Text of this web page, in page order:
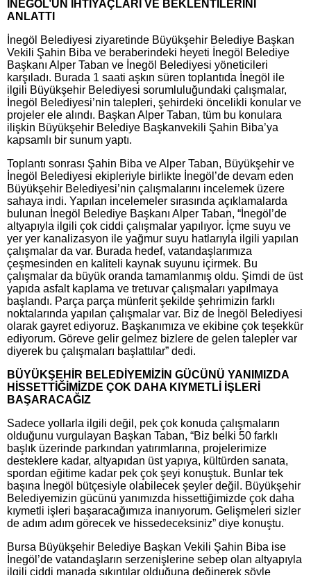
İNEGÖL’ÜN İHTİYAÇLARI VE BEKLENTİLERİNİ
ANLATTI
İnegöl Belediyesi ziyaretinde Büyükşehir Belediye Başkan
Vekili Şahin Biba ve beraberindeki heyeti İnegöl Belediye
Başkanı Alper Taban ve İnegöl Belediyesi yöneticileri
karşıladı. Burada 1 saati aşkın süren toplantıda İnegöl ile
ilgili Büyükşehir Belediyesi sorumluluğundaki çalışmalar,
İnegöl Belediyesi’nin talepleri, şehirdeki öncelikli konular ve
projeler ele alındı. Başkan Alper Taban, tüm bu konulara
ilişkin Büyükşehir Belediye Başkanvekili Şahin Biba’ya
kapsamlı bir sunum yaptı.
Toplantı sonrası Şahin Biba ve Alper Taban, Büyükşehir ve
İnegöl Belediyesi ekipleriyle birlikte İnegöl’de devam eden
Büyükşehir Belediyesi’nin çalışmalarını incelemek üzere
sahaya indi. Yapılan incelemeler sırasında açıklamalarda
bulunan İnegöl Belediye Başkanı Alper Taban, “İnegöl’de
altyapıyla ilgili çok ciddi çalışmalar yapılıyor. İçme suyu ve
yer yer kanalizasyon ile yağmur suyu hatlarıyla ilgili yapılan
çalışmalar da var. Burada hedef, vatandaşlarımıza
çeşmesinden en kaliteli kaynak suyunu içirmek. Bu
çalışmalar da büyük oranda tamamlanmış oldu. Şimdi de üst
yapıda asfalt kaplama ve tretuvar çalışmaları yapılmaya
başlandı. Parça parça münferit şekilde şehrimizin farklı
noktalarında yapılan çalışmalar var. Biz de İnegöl Belediyesi
olarak gayret ediyoruz. Başkanımıza ve ekibine çok teşekkür
ediyorum. Göreve gelir gelmez bizlere de gelen talepler var
diyerek bu çalışmaları başlattılar” dedi.
BÜYÜKŞEHİR BELEDİYEMİZİN GÜCÜNÜ YANIMIZDA
HİSSETTİĞİMİZDE ÇOK DAHA KIYMETLİ İŞLERİ
BAŞARACAĞIZ
Sadece yollarla ilgili değil, pek çok konuda çalışmaların
olduğunu vurgulayan Başkan Taban, “Biz belki 50 farklı
başlık üzerinde parkından yatırımlarına, projelerimize
desteklere kadar, altyapıdan üst yapıya, kültürden sanata,
spordan eğitime kadar pek çok şeyi konuştuk. Bunlar tek
başına İnegöl bütçesiyle olabilecek şeyler değil. Büyükşehir
Belediyemizin gücünü yanımızda hissettiğimizde çok daha
kıymetli işleri başaracağımıza inanıyorum. Gelişmeleri sizler
de adım adım görecek ve hissedeceksiniz” diye konuştu.
Bursa Büyükşehir Belediye Başkan Vekili Şahin Biba ise
İnegöl’de vatandaşların serzenişlerine sebep olan altyapıyla
ilgili ciddi manada sıkıntılar olduğuna değinerek şöyle